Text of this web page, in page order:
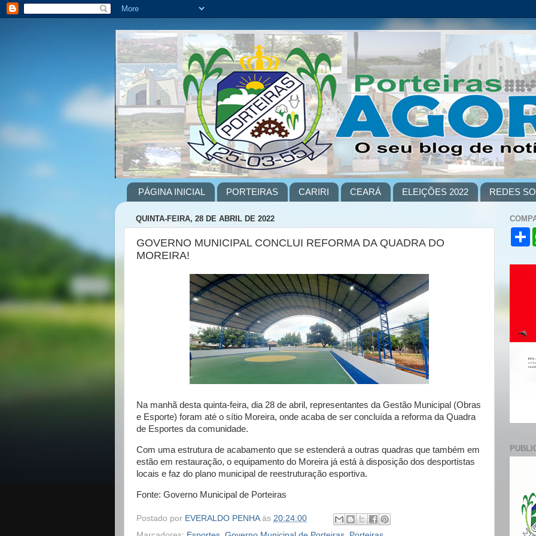
PÁGINA INICIAL PORTEIRAS CARIRI CEARÁ ELEIÇÕES 2022 REDES
QUINTA-FEIRA, 28 DE ABRIL DE 2022
GOVERNO MUNICIPAL CONCLUI REFORMA DA QUADRA DO
MOREIRA!
Na manhã desta quinta-feira, dia 28 de abril, representantes da Gestão Municipal (Obras
e Esporte) foram até o sítio Moreira, onde acaba de ser concluída a reforma da Quadra
de Esportes da comunidade.
Com uma estrutura de acabamento que se estenderá a outras quadras que também em
estão em restauração, o equipamento do Moreira já está à disposição dos desportistas
locais e faz do plano municipal de reestruturação esportiva.
Fonte: Governo Municipal de Porteiras
Postado por EVERALDO PENHA às 20:24:00
S